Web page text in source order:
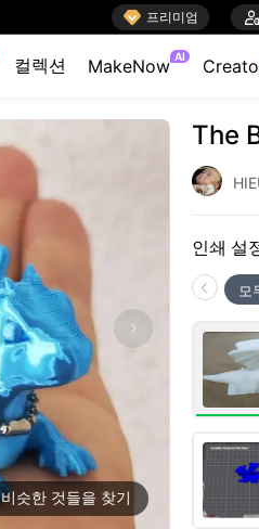
 프리미엄
컬렉션 MakeNow AI
비슷한 것들을 찾기
The
인쇄 설
모